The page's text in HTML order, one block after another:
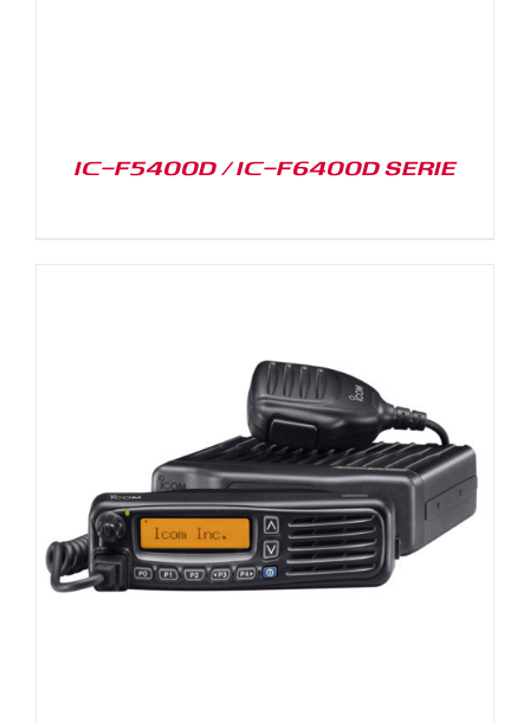
IC-F5400D / IC-F6400D SERIE